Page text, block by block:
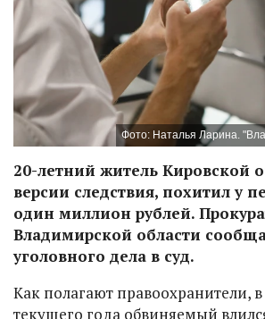
Фото: Наталья Ларина.
20-летний житель Кировской
версии следствия, похитил у
один миллион рублей.
Владимирской области
уголовного дела в суд.
Как полагают правоохранители,
текущего года обвиняемый